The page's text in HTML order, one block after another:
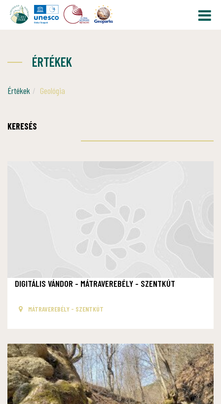
ÉRTÉKEK
Értékek Geológia
KERESÉS
DIGITÁLIS VÁNDOR - MÁTRAVEREBÉLY - SZENTKÚT
MÁTRAVEREBÉLY - SZENTKÚT